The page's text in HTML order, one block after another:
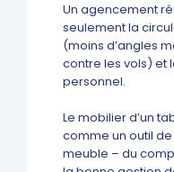
Un agencement
seulement la
(moins d’angles
contre les vols) et
personnel.
Le mobilier d’un
comme un outil
meuble – du